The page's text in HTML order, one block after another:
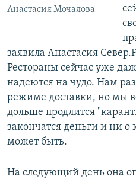
Анастасия Мочалова
заявила Анастасия
Рестораны сейчас уже
надеются на чудо. Нам
режиме доставки, но мы
дольше продлится
закончатся деньги и ни о
может быть.
На следующий день она